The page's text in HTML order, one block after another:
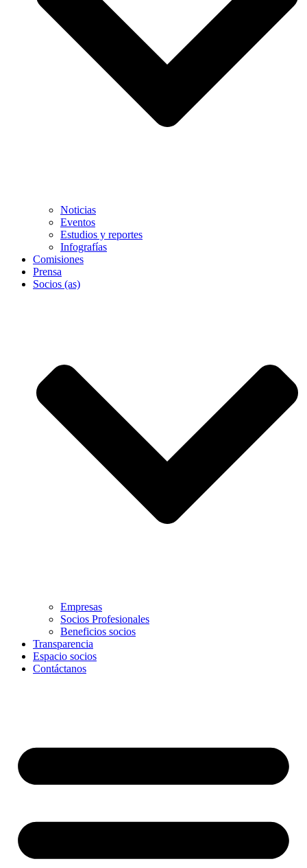
Noticias
Eventos
Estudios y reportes
Infografías
Comisiones
Prensa
Socios (as)
Empresas
Socios Profesionales
Beneficios socios
Transparencia
Espacio socios
Contáctanos